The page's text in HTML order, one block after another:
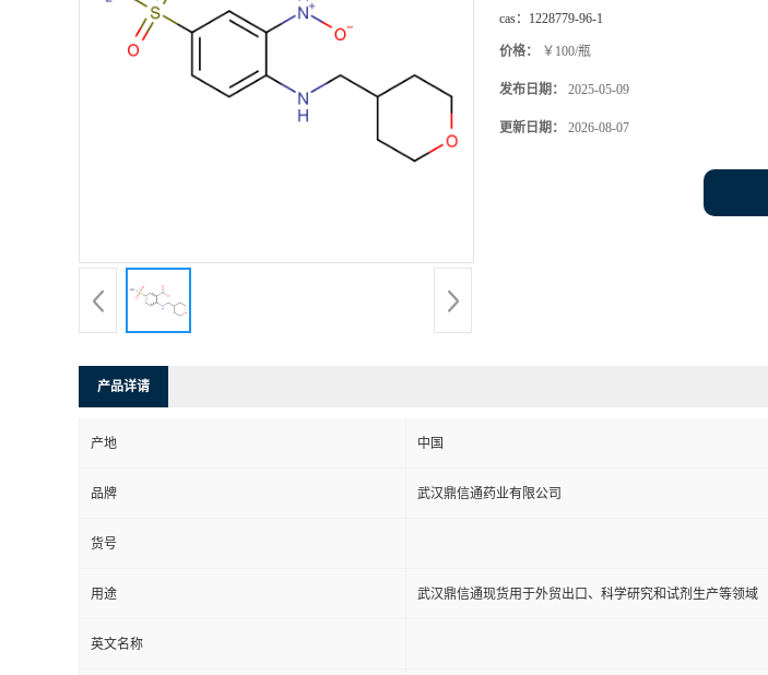
cas： 1228779-96-1
价格： ￥100/瓶
发布日期： 2025-05-09
更新日期： 2026-08-07
产品详请
产地 中国
品牌 武汉鼎信通药业有限公司
货号
用途 武汉鼎信通现货用于外贸出口、科学研究和试剂生产等领域
英文名称